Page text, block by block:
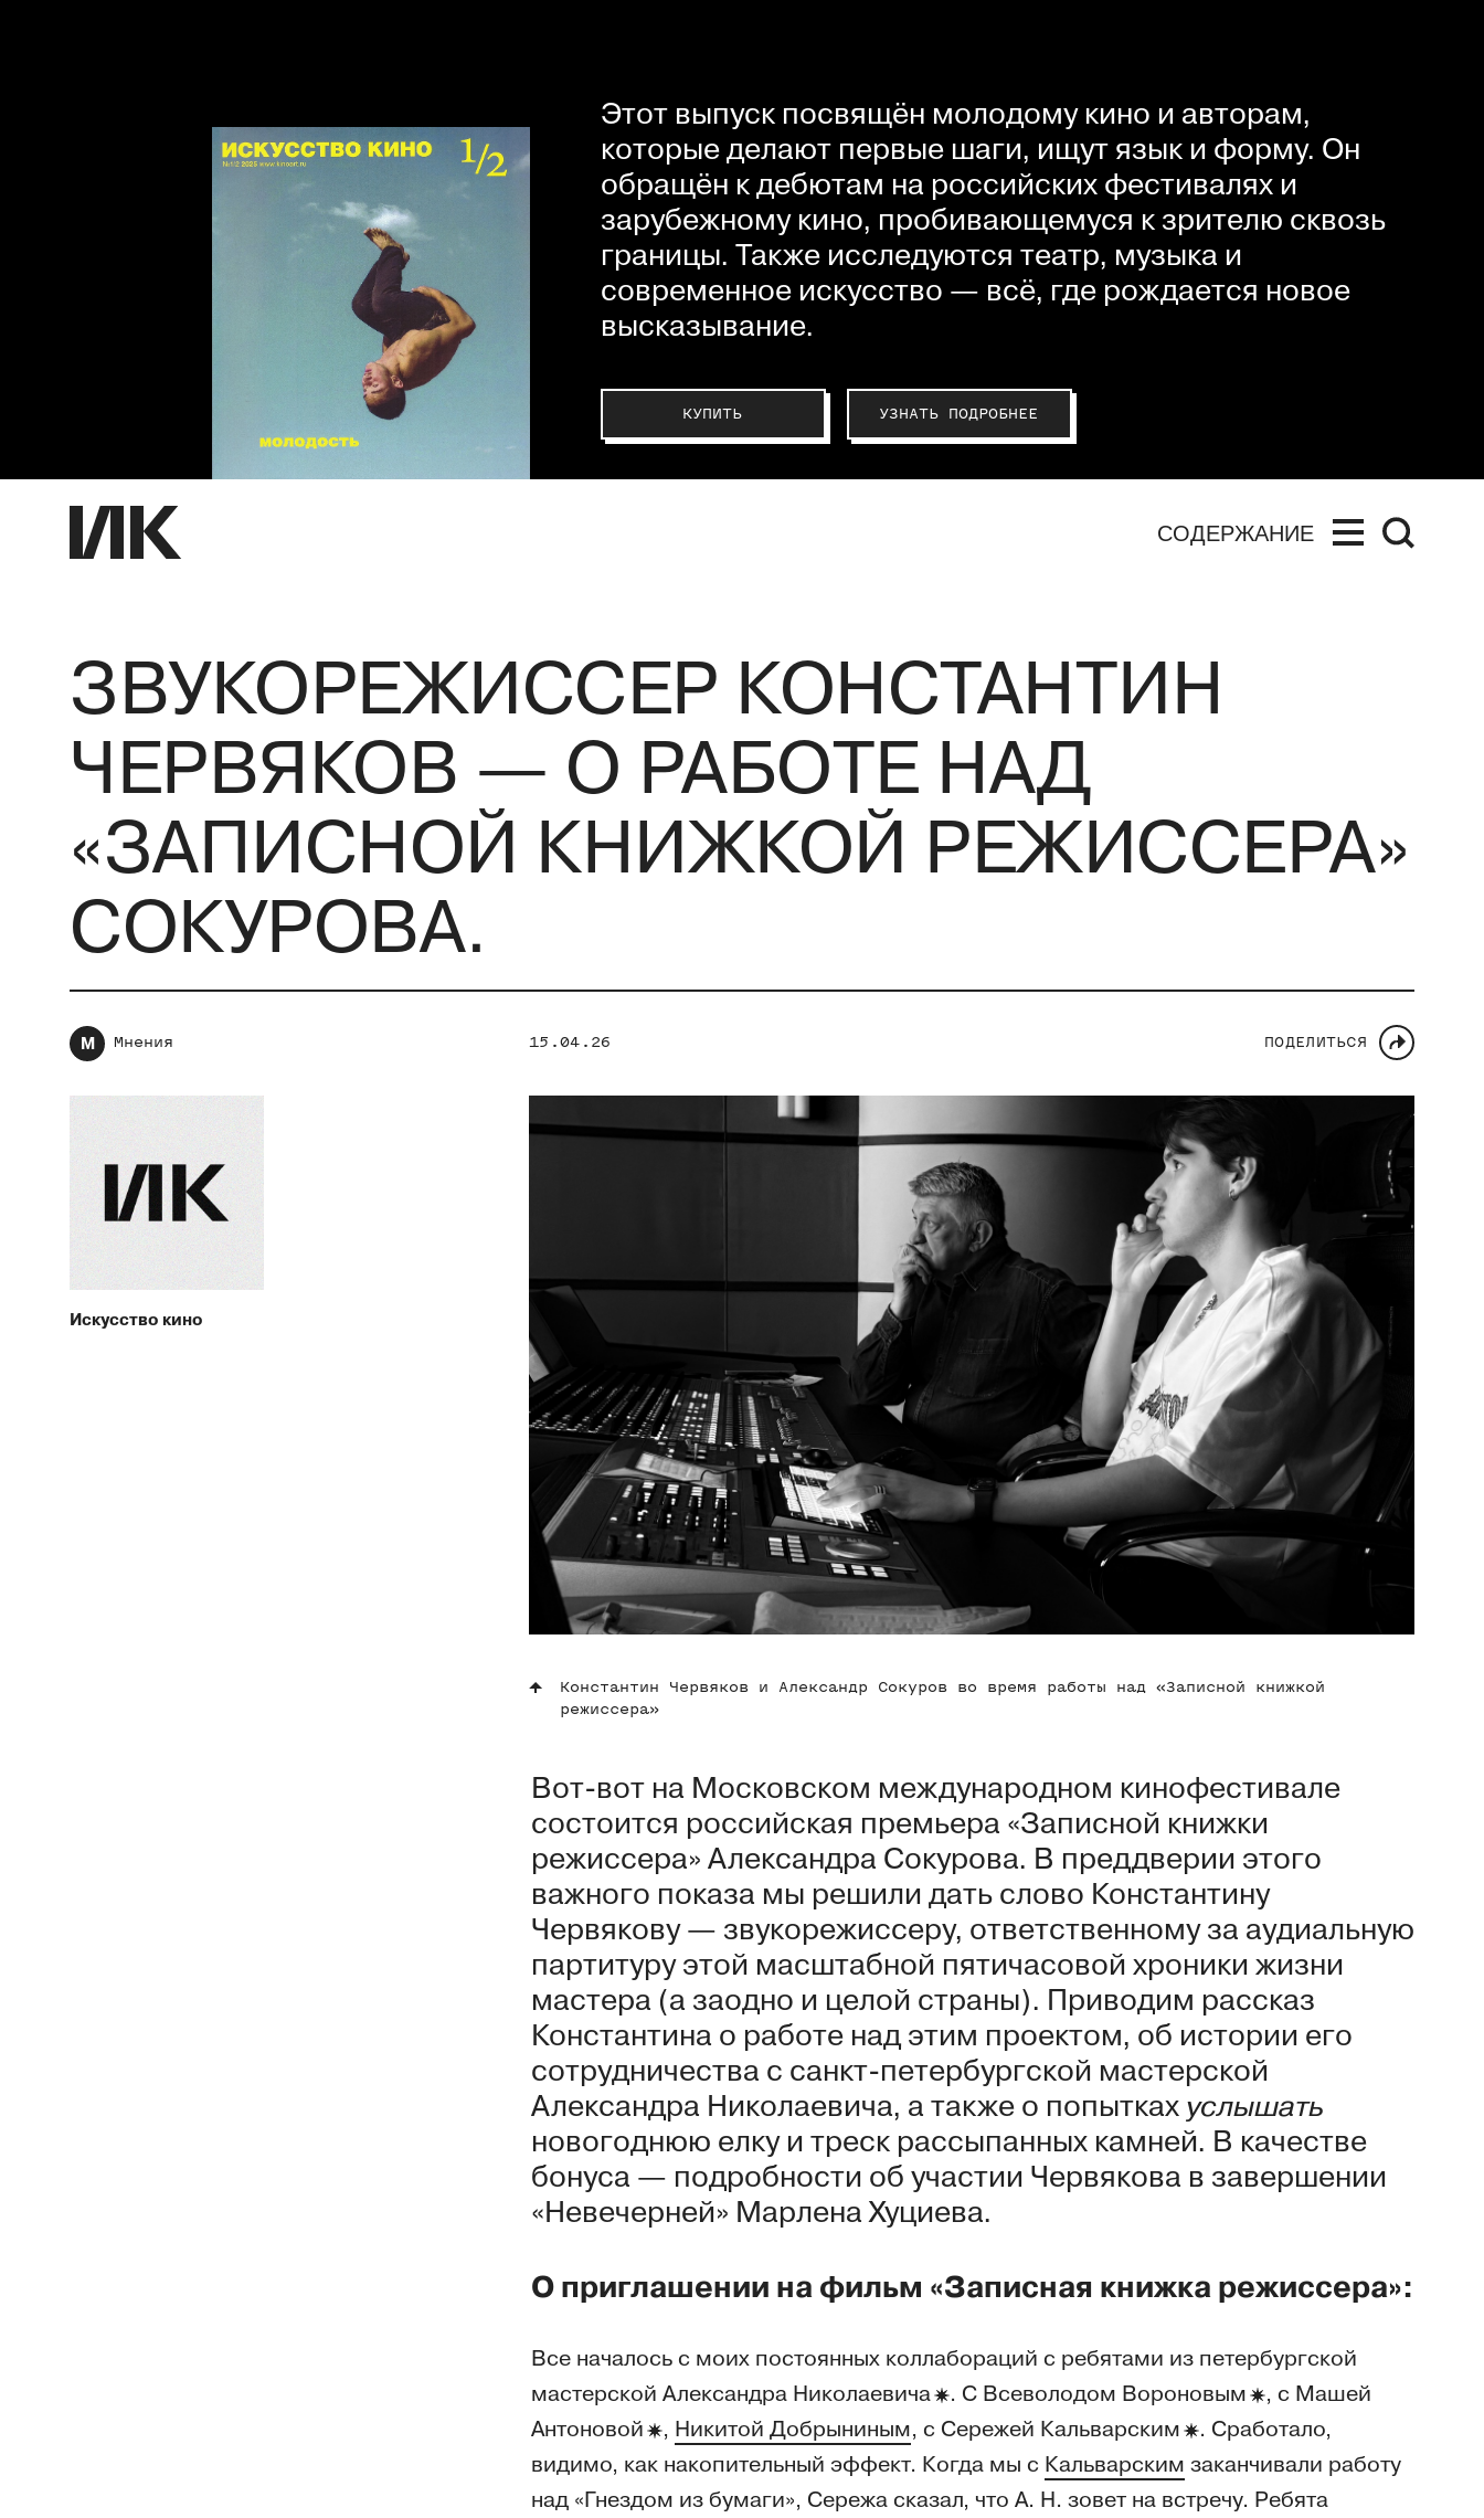
Этот выпуск посвящён молодому кино и авторам,
которые делают первые шаги, ищут язык и форму. Он
обращён к дебютам на российских фестивалях и
зарубежному кино, пробивающемуся к зрителю сквозь
границы. Также исследуются театр, музыка и
современное искусство — всё, где рождается новое
высказывание.
КУПИТЬ УЗНАТЬ ПОДРОБНЕЕ
СОДЕРЖАНИЕ
ЗВУКОРЕЖИССЕР КОНСТАНТИН
ЧЕРВЯКОВ — О РАБОТЕ НАД
«ЗАПИСНОЙ КНИЖКОЙ РЕЖИССЕРА»
СОКУРОВА.
М Мнения 15.04.26 ПОДЕЛИТЬСЯ
Искусство кино
Константин Червяков и Александр Сокуров во время работы над «Записной книжкой
режиссера»
Вот-вот на Московском международном кинофестивале
состоится российская премьера «Записной книжки
режиссера» Александра Сокурова. В преддверии этого
важного показа мы решили дать слово Константину
Червякову — звукорежиссеру, ответственному за аудиальную
партитуру этой масштабной пятичасовой хроники жизни
мастера (а заодно и целой страны). Приводим рассказ
Константина о работе над этим проектом, об истории его
сотрудничества с санкт-петербургской мастерской
Александра Николаевича, а также о попыткахуслышать
новогоднюю елку и треск рассыпанных камней. В качестве
бонуса — подробности об участии Червякова в завершении
«Невечерней» Марлена Хуциева.
О приглашении на фильм «Записная книжка режиссера»:
Все началось с моих постоянных коллабораций с ребятами из петербургской
мастерской Александра Николаевича . С Всеволодом Вороновым
, с Машей
Антоновой
, Никитой Добрыниным, с Сережей Кальварским
. Сработало,
видимо, как накопительный эффект. Когда мы с Кальварским заканчивали работу
над «Гнездом из бумаги», Сережа сказал, что А. Н. зовет на встречу. Ребята